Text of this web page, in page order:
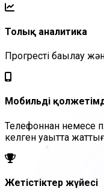
Толық аналитика
Прогресті бақылау
Мобильді
Телефоннан немесе
келген уақытта
Жетістіктер жүйесі